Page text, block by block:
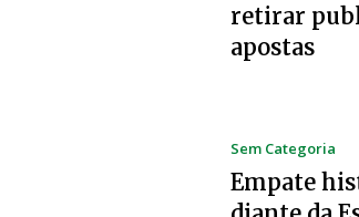
retirar
apostas
Sem Categoria
Empate